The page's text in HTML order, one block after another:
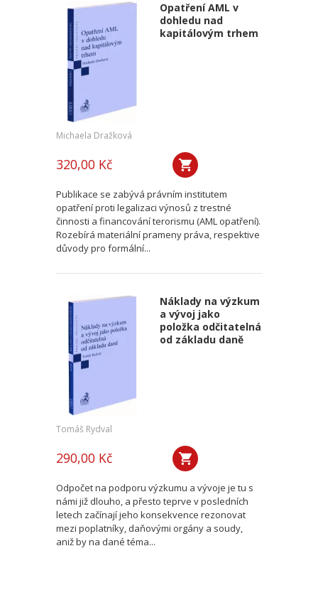
Opatření AML v
dohledu nad
kapitálovým trhem
Michaela Dražková
320,00 Kč
Publikace se zabývá právním institutem
opatření proti legalizaci výnosů z trestné
činnosti a financování terorismu (AML opatření).
Rozebírá materiální prameny práva, respektive
důvody pro formální...
Náklady na výzkum
a vývoj jako
položka odčitatelná
od základu daně
Tomáš Rydval
290,00 Kč
Odpočet na podporu výzkumu a vývoje je tu s
námi již dlouho, a přesto teprve v posledních
letech začínají jeho konsekvence rezonovat
mezi poplatníky, daňovými orgány a soudy,
aniž by na dané téma...